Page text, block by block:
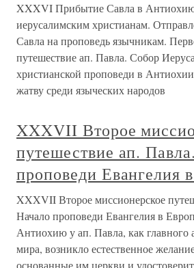
XXXVI Прибытие Савла в
иерусалимским христианам.
Савла на проповедь язычникам.
путешествие ап. Павла. Собор
христианской проповеди в
жатву среди языческих народов
XXXVII Второе
путешествие ап.
проповеди Евангелия
XXXVII Второе миссионерское
Начало проповеди Евангелия в
Антиохию у ап. Павла, как главного
мира, возникло естественное
основанные им церкви и